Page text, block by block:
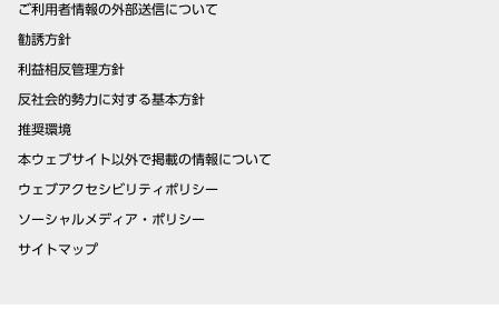
ご利用者情報の外部送信について
勧誘方針
利益相反管理方針
反社会的勢力に対する基本方針
推奨環境
本ウェブサイト以外で掲載の情報について
ウェブアクセシビリティポリシー
ソーシャルメディア・ポリシー
サイトマップ